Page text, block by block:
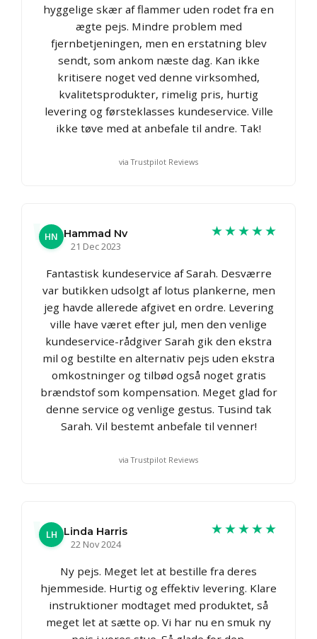
hyggelige skær af flammer uden rodet fra en
ægte pejs. Mindre problem med
fjernbetjeningen, men en erstatning blev
sendt, som ankom næste dag. Kan ikke
kritisere noget ved denne virksomhed,
kvalitetsprodukter, rimelig pris, hurtig
levering og førsteklasses kundeservice. Ville
ikke tøve med at anbefale til andre. Tak!
via Trustpilot Reviews
HN Hammad Nv
21 Dec 2023
★★★★★
Fantastisk kundeservice af Sarah. Desværre
var butikken udsolgt af lotus plankerne, men
jeg havde allerede afgivet en ordre. Levering
ville have været efter jul, men den venlige
kundeservice-rådgiver Sarah gik den ekstra
mil og bestilte en alternativ pejs uden ekstra
omkostninger og tilbød også noget gratis
brændstof som kompensation. Meget glad for
denne service og venlige gestus. Tusind tak
Sarah. Vil bestemt anbefale til venner!
via Trustpilot Reviews
LH
Linda Harris
22 Nov 2024
★★★★★
Ny pejs. Meget let at bestille fra deres
hjemmeside. Hurtig og effektiv levering. Klare
instruktioner modtaget med produktet, så
meget let at sætte op. Vi har nu en smuk ny